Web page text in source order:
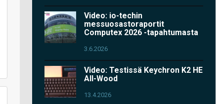
Video: io-techin
messuosastoraportit
Computex 2026 -tapahtumasta
3.6.2026
Video: Testissä Keychron K2 HE
All-Wood
13.4.2026